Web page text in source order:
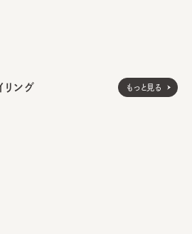
合いに多少の変化が起こります。お洗
を小さくする際は、紐をまっすぐ引き
を必ずご参照ください。
テル100%
テル100%
リング もっと見る